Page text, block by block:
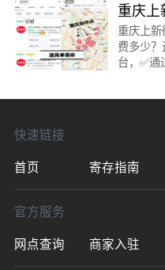
李箱：
重庆上
地方吗
重庆上
费多少
台，✅
快速链接
首页
寄存指南
官方服务
网点查询
商家入驻